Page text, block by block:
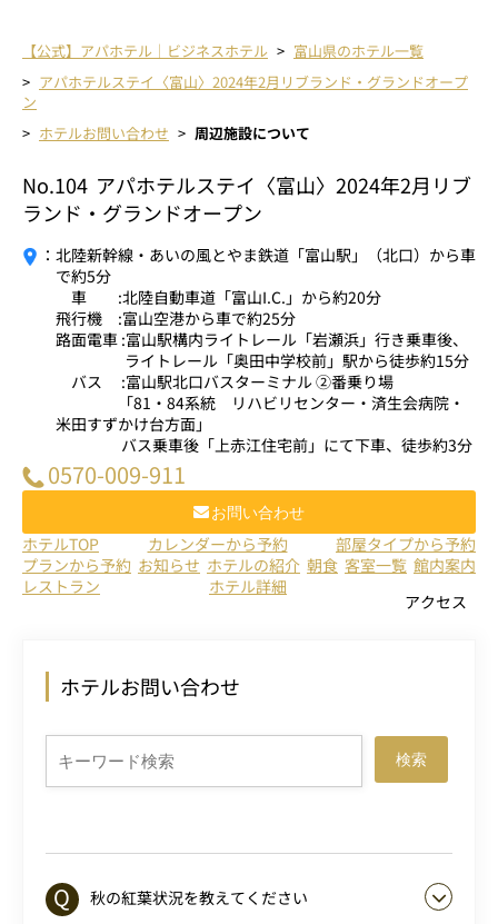
【公式】アパホテル｜ビジネスホテル
富山県のホテル一覧
アパホテルステイ〈富山〉2024年2月リブランド・グランドオープ
ン
ホテルお問い合わせ
周辺施設について
No.104 アパホテルステイ〈富山〉2024年2月リブ
ランド・グランドオープン
： 北陸新幹線・あいの風とやま鉄道「富山駅」（北口）から車
で約5分
車 :北陸自動車道「富山I.C.」から約20分
飛行機 :富山空港から車で約25分
路面電車 :富山駅構内ライトレール「岩瀬浜」行き乗車後、
ライトレール「奥田中学校前」駅から徒歩約15分
バス :富山駅北口バスターミナル ②番乗り場
「81・84系統 リハビリセンター・済生会病院・
米田すずかけ台方面」
バス乗車後「上赤江住宅前」にて下車、徒歩約3分
0570-009-911
お問い合わせ
ホテルTOP カレンダーから予約
部屋タイプから予約
プランから予約 お知らせ ホテルの紹介 朝食 客室一覧 館内案内
レストラン
ホテル詳細
アクセス
ホテルお問い合わせ
検索
秋の紅葉状況を教えてください